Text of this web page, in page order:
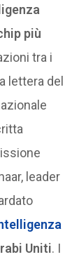
più
tra i
lettera del
leader
Uniti. I